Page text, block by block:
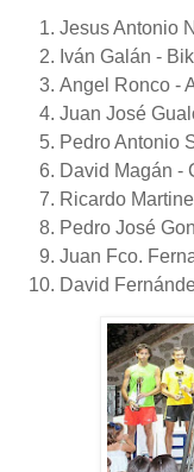
Jesus Antonio
Iván Galán -
Angel Ronco -
Juan José
Pedro Antonio
David Magán -
Ricardo
Pedro José
Juan Fco.
David